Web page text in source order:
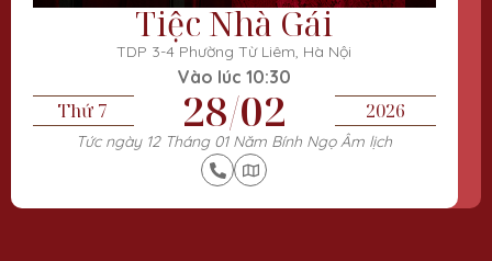
Tiệc Nhà Gái
TDP 3-4 Phường Từ Liêm, Hà Nội
Vào lúc 10:30
Thứ 7 28/02 2026
Tức ngày 12 Tháng 01 Năm Bính Ngọ Âm lịch